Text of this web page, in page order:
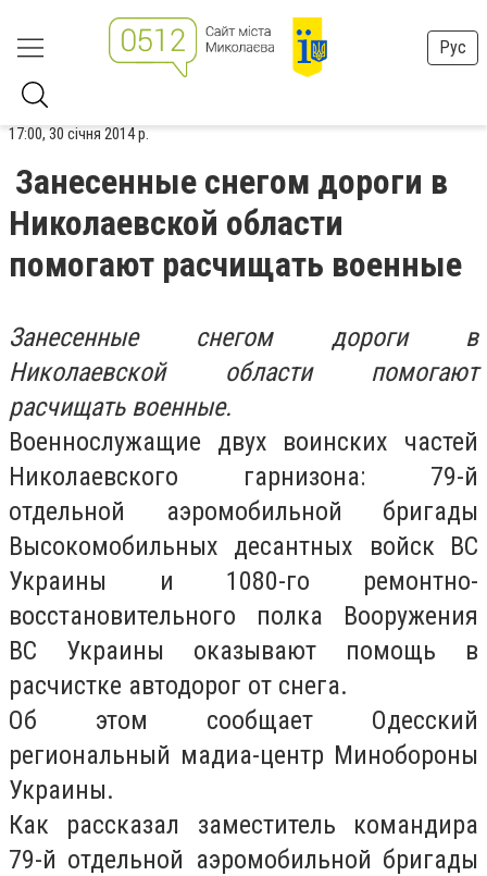
Рус
17:00, 30 січня 2014 р.
Занесенные снегом дороги в
Николаевской области
помогают расчищать военные
Занесенные снегом дороги в
Николаевской области помогают
расчищать военные.
Военнослужащие двух воинских частей
Николаевского гарнизона: 79-й
отдельной аэромобильной бригады
Высокомобильных десантных войск ВС
Украины и 1080-го ремонтно-
восстановительного полка Вооружения
ВС Украины оказывают помощь в
расчистке автодорог от снега.
Об этом сообщает Одесский
региональный мадиа-центр Минобороны
Украины.
Как рассказал заместитель командира
79-й отдельной аэромобильной бригады